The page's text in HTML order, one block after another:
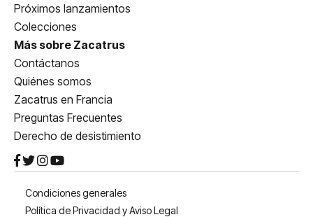
Próximos lanzamientos
Colecciones
Más sobre Zacatrus
Contáctanos
Quiénes somos
Zacatrus en Francia
Preguntas Frecuentes
Derecho de desistimiento
Condiciones generales
Política de Privacidad y Aviso Legal